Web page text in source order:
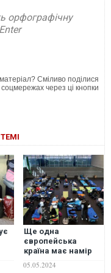
орфографічну
Сміливо поділися
через ці кнопки
Ще одна
європейська
країна має намір
скоротити виплати
українським
05.05.2024